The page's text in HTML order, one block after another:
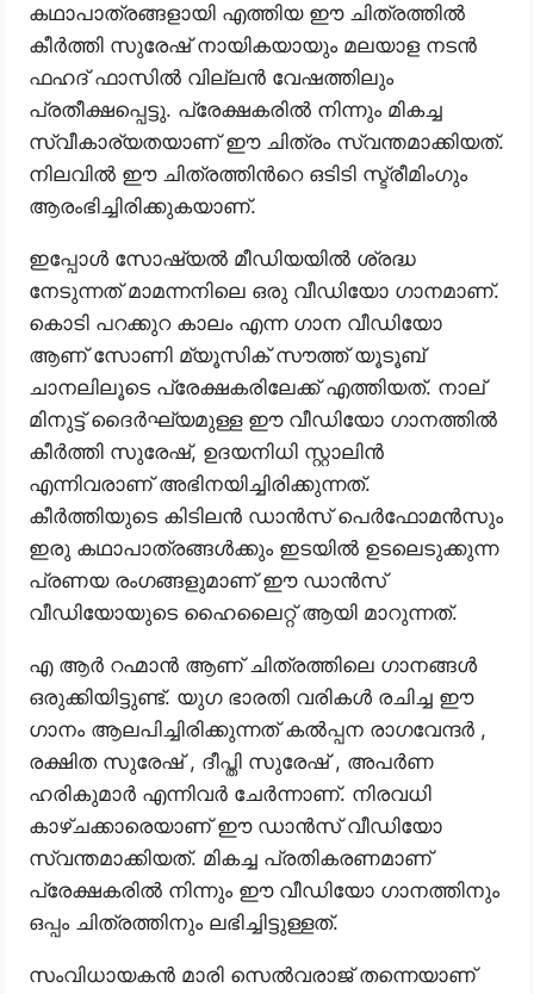
കഥാപാത്രങ്ങളായി എത്തിയ ഈ ചിത്രത്തിൽ
കീർത്തി സുരേഷ് നായികയായും മലയാള നടൻ
ഫഹദ് ഫാസിൽ വില്ലൻ വേഷത്തിലും
പ്രതീക്ഷപ്പെട്ടു. പ്രേക്ഷകരിൽ നിന്നും മികച്ച
സ്വീകാര്യതയാണ് ഈ ചിത്രം സ്വന്തമാക്കിയത്.
നിലവിൽ ഈ ചിത്രത്തിൻറെ ഒടിടി സ്ട്രീമിംഗും
ആരംഭിച്ചിരിക്കുകയാണ്.
ഇപ്പോൾ സോഷ്യൽ മീഡിയയിൽ ശ്രദ്ധ
നേടുന്നത് മാമന്നനിലെ ഒരു വീഡിയോ ഗാനമാണ്.
കൊടി പറക്കുറ കാലം എന്ന ഗാന വീഡിയോ
ആണ് സോണി മ്യൂസിക് സൗത്ത് യൂടൂബ്
ചാനലിലൂടെ പ്രേക്ഷകരിലേക്ക് എത്തിയത്. നാല്
മിനുട്ട് ദൈർഘ്യമുള്ള ഈ വീഡിയോ ഗാനത്തിൽ
കീർത്തി സുരേഷ്, ഉദയനിധി സ്റ്റാലിൻ
എന്നിവരാണ് അഭിനയിച്ചിരിക്കുന്നത്.
കീർത്തിയുടെ കിടിലൻ ഡാൻസ് പെർഫോമൻസും
ഇരു കഥാപാത്രങ്ങൾക്കും ഇടയിൽ ഉടലെടുക്കുന്ന
പ്രണയ രംഗങ്ങളുമാണ് ഈ ഡാൻസ്
വീഡിയോയുടെ ഹൈലൈറ്റ് ആയി മാറുന്നത്.
എ ആർ റഹ്മാൻ ആണ് ചിത്രത്തിലെ ഗാനങ്ങൾ
ഒരുക്കിയിട്ടുണ്ട്. യുഗ ഭാരതി വരികൾ രചിച്ച ഈ
ഗാനം ആലപിച്ചിരിക്കുന്നത് കൽപ്പന രാഗവേന്ദർ ,
രക്ഷിത സുരേഷ് , ദീപ്തി സുരേഷ് , അപർണ
ഹരികുമാർ എന്നിവർ ചേർന്നാണ്. നിരവധി
കാഴ്ചക്കാരെയാണ് ഈ ഡാൻസ് വീഡിയോ
സ്വന്തമാക്കിയത്. മികച്ച പ്രതികരണമാണ്
പ്രേക്ഷകരിൽ നിന്നും ഈ വീഡിയോ ഗാനത്തിനും
ഒപ്പം ചിത്രത്തിനും ലഭിച്ചിട്ടുള്ളത്.
സംവിധായകൻ മാരി സെൽവരാജ് തന്നെയാണ്